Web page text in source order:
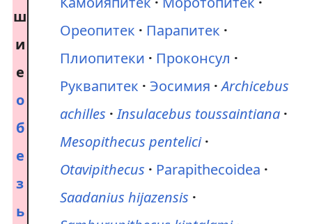
ш
и
е
о
б
е
з
ь
Ореопитек
Парапитек
Плиопитеки
Проконсул
Руквапитек
Эосимия
Archicebus
achilles
Insulacebus toussaintiana
Mesopithecus pentelici
Otavipithecus
Parapithecoidea
Saadanius hijazensis